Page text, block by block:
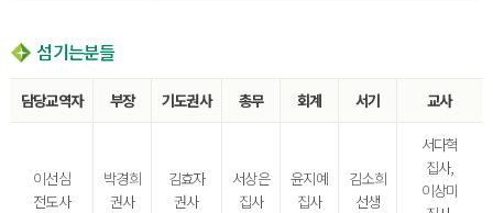
섬기는분들
담당교역자 부장 기도권사 총무 회계 서기 교사
이선심
전도사
박경희
권사
김효자
권사
서상은
집사
윤지예
집사
김소희
선생
서다혁
집사,
이상미